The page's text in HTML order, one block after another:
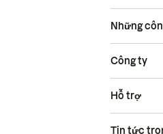
Những
Công ty
Hỗ trợ
Tin tức